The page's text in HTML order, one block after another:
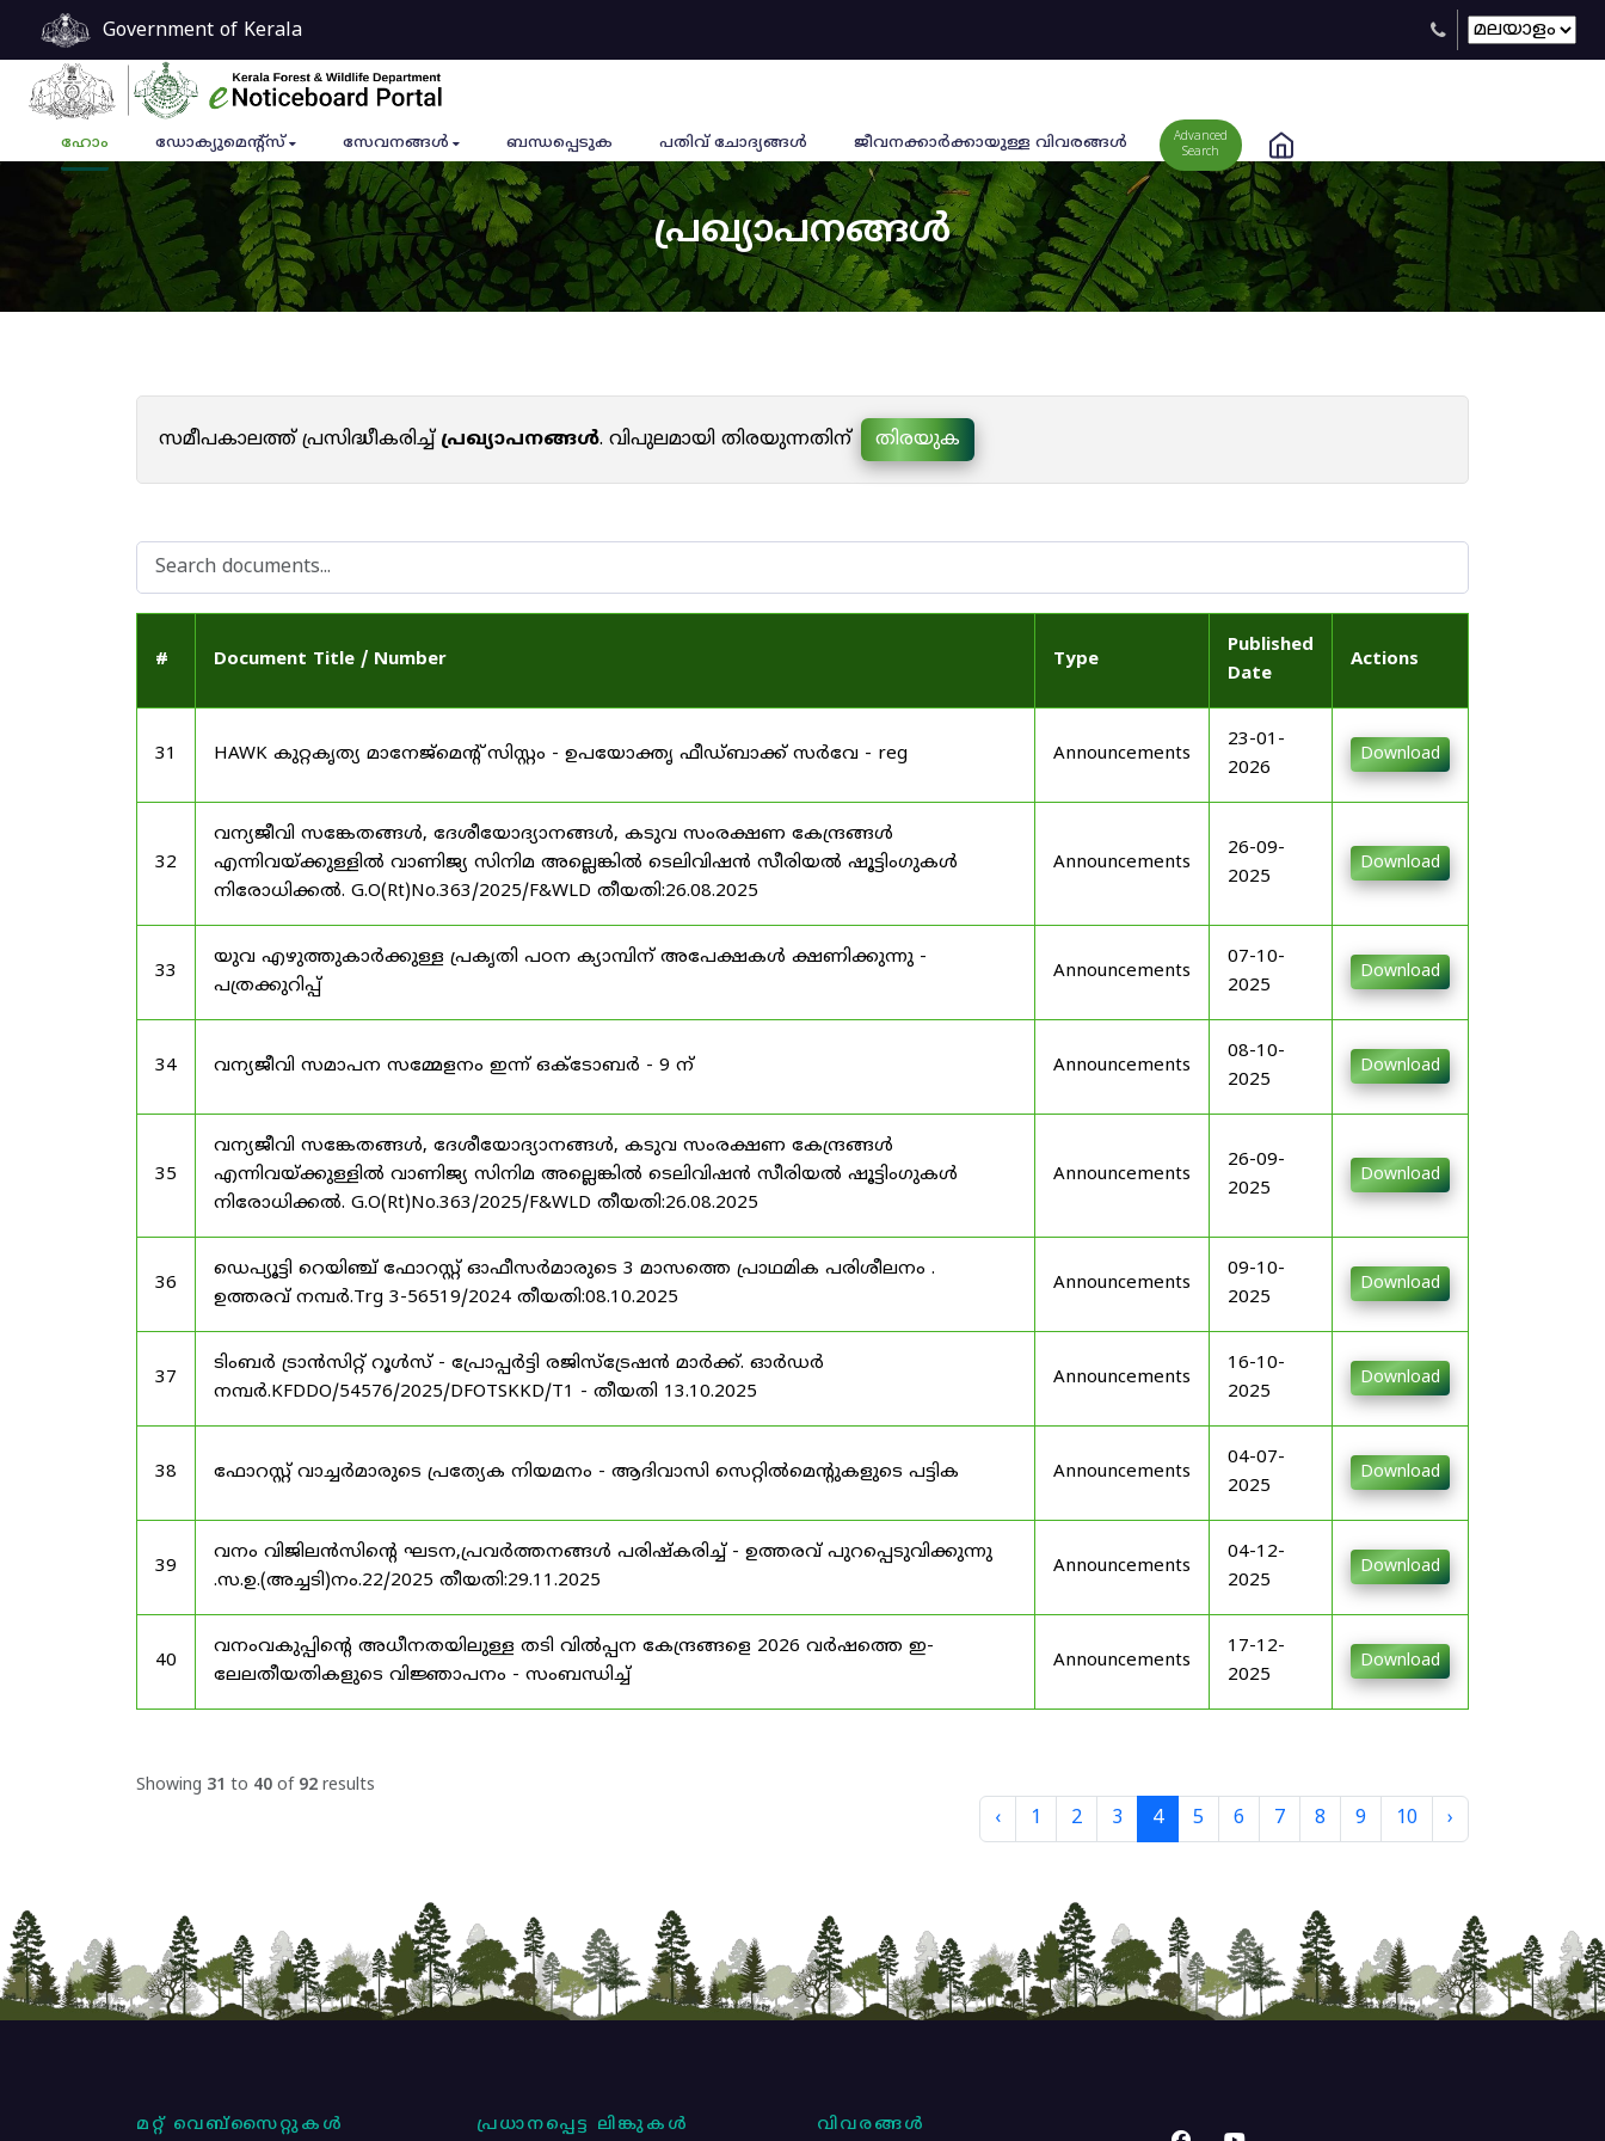
Government of Kerala
ഹോം ഡോക്യുമെൻ്റ്സ് സേവനങ്ങൾ ബന്ധപ്പെടുക പതിവ് ചോദ്യങ്ങൾ ജീവനക്കാര്‍ക്കായുള്ള വിവരങ്ങള്‍
Advanced
Search
പ്രഖ്യാപനങ്ങൾ
സമീപകാലത്ത് പ്രസിദ്ധീകരിച്ച്പ്രഖ്യാപനങ്ങൾ. വിപുലമായി തിരയുന്നതിന് തിരയുക
# Document Title / Number Type
Published
Date
Actions
31 HAWK കുറ്റകൃത്യ മാനേജ്മെന്റ് സിസ്റ്റം - ഉപയോക്തൃ ഫീഡ്‌ബാക്ക് സർവേ - reg Announcements
23-01-
2026
Download
32
വന്യജീവി സങ്കേതങ്ങൾ, ദേശീയോദ്യാനങ്ങൾ, കടുവ സംരക്ഷണ കേന്ദ്രങ്ങൾ
എന്നിവയ്ക്കുള്ളിൽ വാണിജ്യ സിനിമ അല്ലെങ്കിൽ ടെലിവിഷൻ സീരിയൽ ഷൂട്ടിംഗുകൾ
നിരോധിക്കൽ. G.O(Rt)No.363/2025/F&WLD തീയതി:26.08.2025
Announcements
26-09-
2025
Download
33
യുവ എഴുത്തുകാർക്കുള്ള പ്രകൃതി പഠന ക്യാമ്പിന് അപേക്ഷകൾ ക്ഷണിക്കുന്നു -
പത്രക്കുറിപ്പ്
Announcements
07-10-
2025
Download
34 വന്യജീവി സമാപന സമ്മേളനം ഇന്ന് ഒക്ടോബർ - 9 ന് Announcements
08-10-
2025
Download
35
വന്യജീവി സങ്കേതങ്ങൾ, ദേശീയോദ്യാനങ്ങൾ, കടുവ സംരക്ഷണ കേന്ദ്രങ്ങൾ
എന്നിവയ്ക്കുള്ളിൽ വാണിജ്യ സിനിമ അല്ലെങ്കിൽ ടെലിവിഷൻ സീരിയൽ ഷൂട്ടിംഗുകൾ
നിരോധിക്കൽ. G.O(Rt)No.363/2025/F&WLD തീയതി:26.08.2025
Announcements
26-09-
2025
Download
36
ഡെപ്യൂട്ടി റെയിഞ്ച് ഫോറസ്റ്റ് ഓഫീസർമാരുടെ 3 മാസത്തെ പ്രാഥമിക പരിശീലനം .
ഉത്തരവ് നമ്പർ.Trg 3-56519/2024 തീയതി:08.10.2025
Announcements
09-10-
2025
Download
37
ടിംബർ ട്രാൻസിറ്റ് റൂൾസ് - പ്രോപ്പർട്ടി രജിസ്ട്രേഷൻ മാർക്ക്. ഓർഡർ
നമ്പർ.KFDDO/54576/2025/DFOTSKKD/T1 - തീയതി 13.10.2025
Announcements
16-10-
2025
Download
38 ഫോറസ്റ്റ് വാച്ചർമാരുടെ പ്രത്യേക നിയമനം - ആദിവാസി സെറ്റിൽമെന്റുകളുടെ പട്ടിക Announcements
04-07-
2025
Download
39
വനം വിജിലൻസിന്റെ ഘടന,പ്രവർത്തനങ്ങൾ പരിഷ്കരിച്ച് - ഉത്തരവ് പുറപ്പെടുവിക്കുന്നു
.സ.ഉ.(അച്ചടി)നം.22/2025 തീയതി:29.11.2025
Announcements
04-12-
2025
Download
40
വനംവകുപ്പിന്റെ അധീനതയിലുള്ള തടി വിൽപ്പന കേന്ദ്രങ്ങളെ 2026 വർഷത്തെ ഇ-
ലേലതീയതികളുടെ വിജ്ഞാപനം - സംബന്ധിച്ച്
Announcements
17-12-
2025
Download
Showing 31 to 40 of 92 results
‹ 1 2 3 4 5 6 7 8 9 10 ›
മറ്റ് വെബ്സൈറ്റുകൾ പ്രധാനപ്പെട്ട ലിങ്കുകൾ വിവരങ്ങൾ